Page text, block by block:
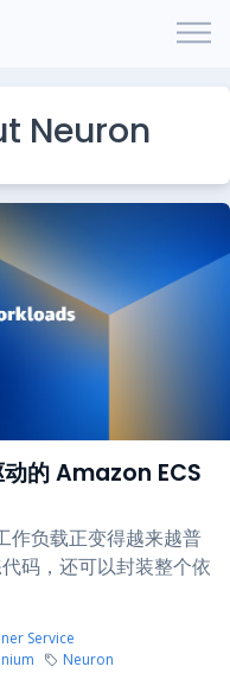
Neuron
的 Amazon ECS
作负载正变得越来越普
码，还可以封装整个依
Service
Neuron